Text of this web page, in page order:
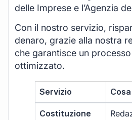
delle Imprese e l’Agenzia
Con il nostro servizio,
denaro, grazie alla nostra
che garantisce un
ottimizzato.
Servizio
Costituzione